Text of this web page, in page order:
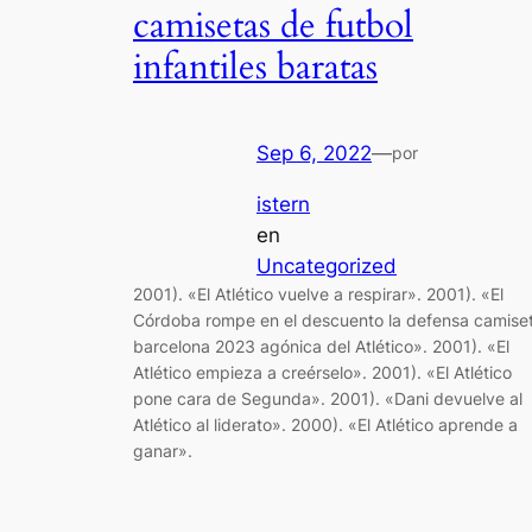
camisetas de futbol
infantiles baratas
Sep 6, 2022—por
istern
en
Uncategorized
2001). «El Atlético vuelve a respirar». 2001). «El
Córdoba rompe en el descuento la defensa
barcelona 2023 agónica del Atlético». 2001). «El
Atlético empieza a creérselo». 2001). «El Atlético
pone cara de Segunda». 2001). «Dani devuelve al
Atlético al liderato». 2000). «El Atlético aprende a
ganar».